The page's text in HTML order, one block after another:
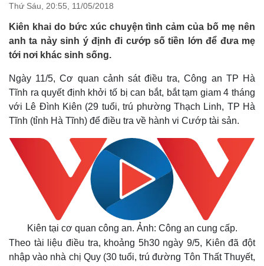
Thứ Sáu, 20:55, 11/05/2018
Kiên khai do bức xúc chuyện tình cảm của bố mẹ nên
anh ta nảy sinh ý định đi cướp số tiền lớn để đưa mẹ
tới nơi khác sinh sống.
Ngày 11/5, Cơ quan cảnh sát điều tra, Công an TP Hà
Tĩnh ra quyết định khởi tố bị can bắt, bắt tạm giam 4 tháng
với Lê Đình Kiên (29 tuổi, trú phường Thạch Linh, TP Hà
Tĩnh (tỉnh Hà Tĩnh) để điều tra về hành vi Cướp tài sản.
Kiên tại cơ quan công an. Ảnh: Công an cung cấp.
Theo tài liệu điều tra, khoảng 5h30 ngày 9/5, Kiên đã đột
nhập vào nhà chị Quy (30 tuổi, trú đường Tôn Thất Thuyết,